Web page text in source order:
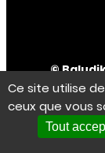
©
Ce site utilise
ceux que vous
Tout